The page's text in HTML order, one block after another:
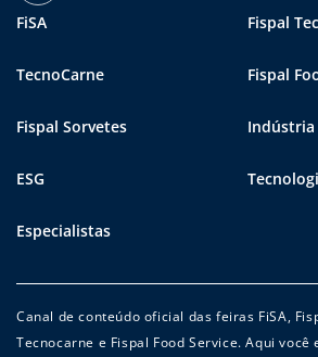
FiSA Fispal
TecnoCarne Fispal
Fispal Sorvetes Indústria
ESG
Especialistas
Canal de conteúdo oficial das feiras FiSA,
Tecnocarne e Fispal Food Service. Aqui